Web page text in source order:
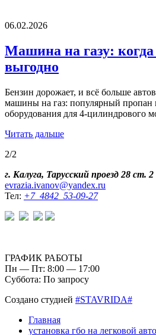
06.02.2026
Машина на газу: когда
выгодно
Бензин дорожает, и всё больше
машины на газ: популярный пропан
оборудования для 4‑цилиндрового
Читать дальше
2/2
г. Калуга, Тарусский проезд 28
evrazia.ivanov@yandex.ru
Тел: +7 4842 53-09-27
ГРАФИК РАБОТЫ
Пн — Пт: 8:00 — 17:00
Суббота: По запросу
Создано студией #STAVRIDA#
Главная
установка гбо на легковой